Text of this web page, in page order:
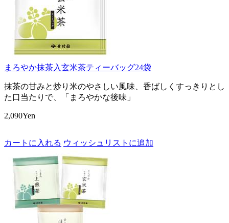
まろやか抹茶入玄米茶ティーバッグ24袋
抹茶の甘みと炒り米のやさしい風味、香ばしくすっきりとし
た口当たりで、「まろやかな後味」
2,090Yen
カートに入れる ウィッシュリストに追加